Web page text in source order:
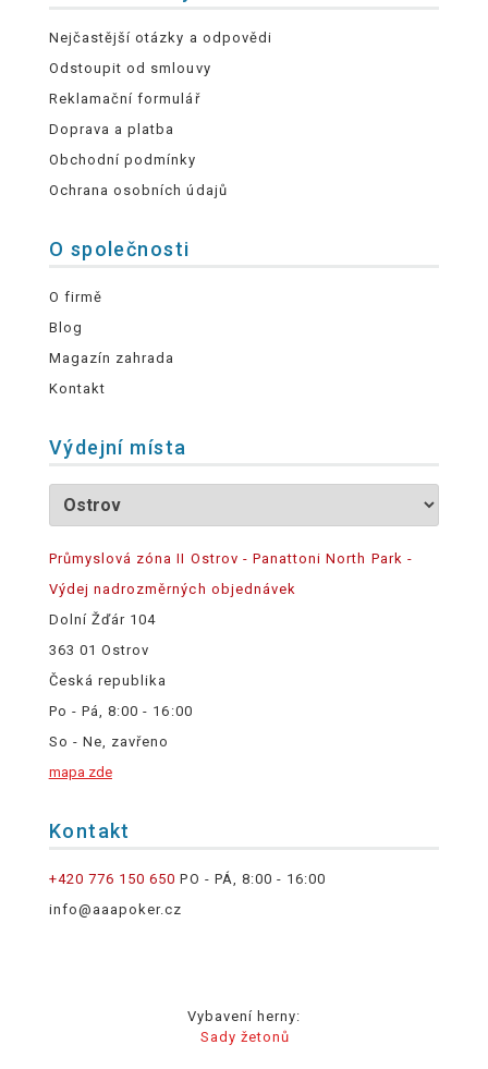
Nejčastější otázky a odpovědi
Odstoupit od smlouvy
Reklamační formulář
Doprava a platba
Obchodní podmínky
Ochrana osobních údajů
O společnosti
O firmě
Blog
Magazín zahrada
Kontakt
Výdejní místa
Průmyslová zóna II Ostrov - Panattoni North Park -
Výdej nadrozměrných objednávek
Dolní Žďár 104
363 01 Ostrov
Česká republika
Po - Pá, 8:00 - 16:00
So - Ne, zavřeno
mapa zde
Kontakt
+420 776 150 650 PO - PÁ, 8:00 - 16:00
info@aaapoker.cz
Vybavení herny:
Sady žetonů